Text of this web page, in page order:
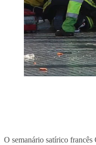
O semanário satírico